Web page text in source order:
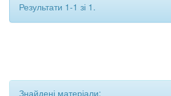
Результати 1-1 зі 1.
Знайдені матеріали: